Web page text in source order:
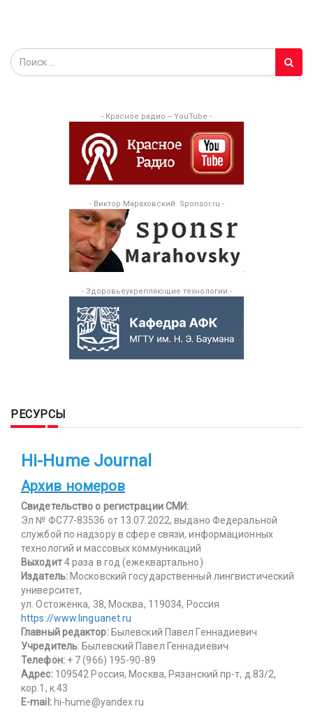
- Красное радио -- YouTube -
- Виктор Мараховский. Sponsor.ru -
- Здоровьеукрепляющие технологии -
РЕСУРСЫ
Hi-Hume Journal
Архив номеров
Свидетельство о регистрации СМИ:
Эл № ФС77-83536 от 13.07.2022, выдано Федеральной
службой по надзору в сфере связи, информационных
технологий и массовых коммуникаций
Выходит4 раза в год (ежеквартально)
Издатель:Московский государственный лингвистический
университет,
ул. Остоженка, 38, Москва, 119034, Россия
https://www.linguanet.ru
Главный редактор: Былевский Павел Геннадиевич
Учредитель: Былевский Павел Геннадиевич
Телефон: + 7 (966) 195-90-89
Адрес: 109542 Россия, Москва, Рязанский пр-т, д.83/2,
кор.1, к.43
E-mail: hi-hume@yandex.ru